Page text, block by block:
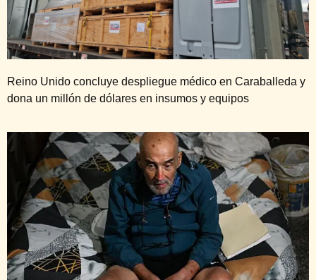
Reino Unido concluye despliegue médico en Caraballeda y
dona un millón de dólares en insumos y equipos